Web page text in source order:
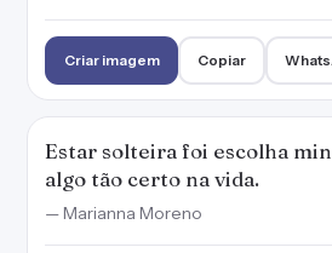
Criar imagem Copiar
Estar solteira foi escolha
algo tão certo na vida.
— Marianna Moreno